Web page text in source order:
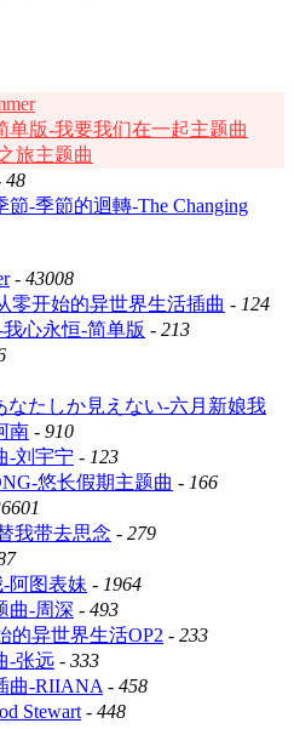
单版-我要我们在一起主题曲
旅主题曲
48
-季節的迴轉-The Changing
- 43008
零开始的异世界生活插曲 - 124
心永恒-简单版 - 213
なたしか見えない-六月新娘我
南 - 910
-刘宇宁 - 123
悠长假期主题曲 - 166
我带去思念 - 279
阿图表妹 - 1964
曲-周深 - 493
的异世界生活OP2 - 233
-张远 - 333
曲-RIIANA - 458
Stewart - 448